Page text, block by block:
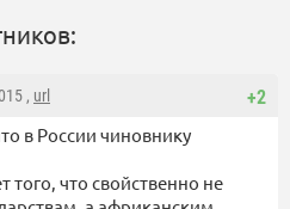
+2
, url
в России чиновнику
того, что свойственно не